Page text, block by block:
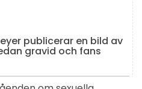
publicerar en bild av
gravid och fans